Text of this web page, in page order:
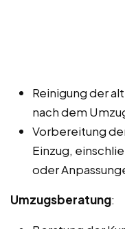
Reinigung der
nach dem
Vorbereitung
Einzug,
oder
Umzugsberatung: